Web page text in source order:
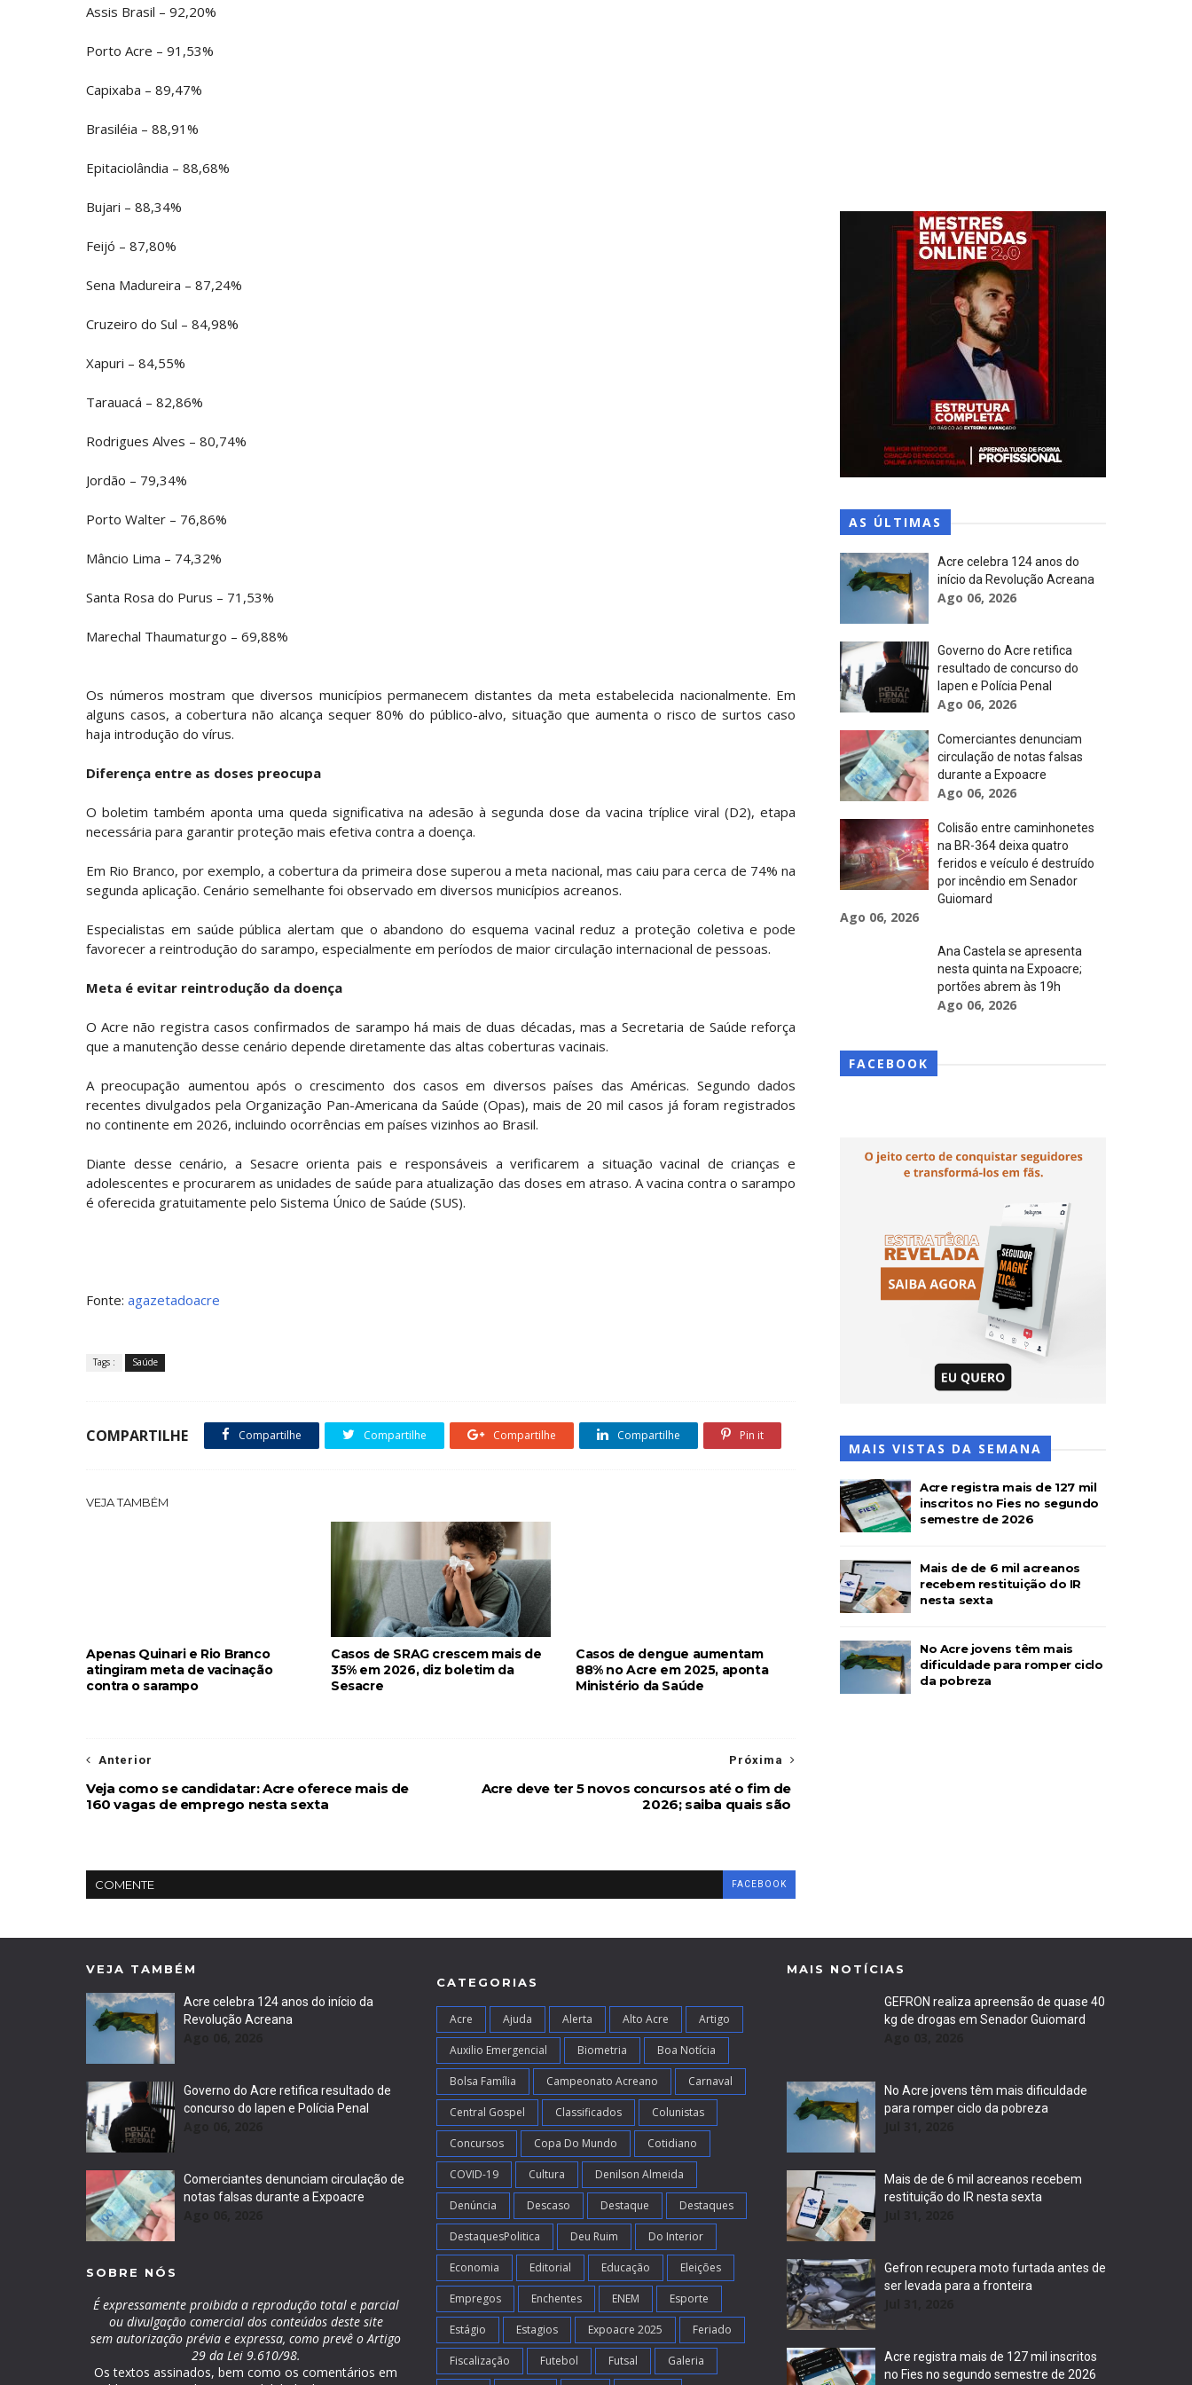
Assis Brasil – 92,20%
Porto Acre – 91,53%
Capixaba – 89,47%
Brasiléia – 88,91%
Epitaciolândia – 88,68%
Bujari – 88,34%
Feijó – 87,80%
Sena Madureira – 87,24%
Cruzeiro do Sul – 84,98%
Xapuri – 84,55%
Tarauacá – 82,86%
Rodrigues Alves – 80,74%
Jordão – 79,34%
Porto Walter – 76,86%
Mâncio Lima – 74,32%
Santa Rosa do Purus – 71,53%
Marechal Thaumaturgo – 69,88%
Os números mostram que diversos municípios permanecem distantes da meta estabelecida nacionalmente. Em
alguns casos, a cobertura não alcança sequer 80% do público-alvo, situação que aumenta o risco de surtos caso
haja introdução do vírus.
Diferença entre as doses preocupa
O boletim também aponta uma queda significativa na adesão à segunda dose da vacina tríplice viral (D2), etapa
necessária para garantir proteção mais efetiva contra a doença.
Em Rio Branco, por exemplo, a cobertura da primeira dose superou a meta nacional, mas caiu para cerca de 74% na
segunda aplicação. Cenário semelhante foi observado em diversos municípios acreanos.
Especialistas em saúde pública alertam que o abandono do esquema vacinal reduz a proteção coletiva e pode
favorecer a reintrodução do sarampo, especialmente em períodos de maior circulação internacional de pessoas.
Meta é evitar reintrodução da doença
O Acre não registra casos confirmados de sarampo há mais de duas décadas, mas a Secretaria de Saúde reforça
que a manutenção desse cenário depende diretamente das altas coberturas vacinais.
A preocupação aumentou após o crescimento dos casos em diversos países das Américas. Segundo dados
recentes divulgados pela Organização Pan-Americana da Saúde (Opas), mais de 20 mil casos já foram registrados
no continente em 2026, incluindo ocorrências em países vizinhos ao Brasil.
Diante desse cenário, a Sesacre orienta pais e responsáveis a verificarem a situação vacinal de crianças e
adolescentes e procurarem as unidades de saúde para atualização das doses em atraso. A vacina contra o sarampo
é oferecida gratuitamente pelo Sistema Único de Saúde (SUS).
Fonte: agazetadoacre
Tags : Saúde
COMPARTILHE Compartilhe Compartilhe Compartilhe Compartilhe Pin it
VEJA TAMBÉM
Apenas Quinari e Rio Branco
atingiram meta de vacinação
contra o sarampo
Casos de SRAG crescem mais de
35% em 2026, diz boletim da
Sesacre
Casos de dengue aumentam
88% no Acre em 2025, aponta
Ministério da Saúde
Próxima
Acre deve ter 5 novos concursos até o fim de
2026; saiba quais são
Anterior
Veja como se candidatar: Acre oferece mais de
160 vagas de emprego nesta sexta
COMENTE FACEBOOK
AS ÚLTIMAS
Acre celebra 124 anos do
início da Revolução Acreana
Ago 06, 2026
Governo do Acre retifica
resultado de concurso do
Iapen e Polícia Penal
Ago 06, 2026
Comerciantes denunciam
circulação de notas falsas
durante a Expoacre
Ago 06, 2026
Colisão entre caminhonetes
na BR-364 deixa quatro
feridos e veículo é destruído
por incêndio em Senador
Guiomard
Ago 06, 2026
Ana Castela se apresenta
nesta quinta na Expoacre;
portões abrem às 19h
Ago 06, 2026
FACEBOOK
MAIS VISTAS DA SEMANA
Acre registra mais de 127 mil
inscritos no Fies no segundo
semestre de 2026
Mais de de 6 mil acreanos
recebem restituição do IR
nesta sexta
No Acre jovens têm mais
dificuldade para romper ciclo
da pobreza
VEJA TAMBÉM
Acre celebra 124 anos do início da
Revolução Acreana
Governo do Acre retifica resultado de
concurso do Iapen e Polícia Penal
Comerciantes denunciam circulação de
notas falsas durante a Expoacre
SOBRE NÓS
É expressamente proibida a reprodução total e parcial
ou divulgação comercial dos conteúdos deste site
sem autorização prévia e expressa, como prevê o Artigo
29 da Lei 9.610/98.
Os textos assinados, bem como os comentários em
CATEGORIAS
Acre Ajuda Alerta Alto Acre Artigo
Auxilio Emergencial Biometria Boa Notícia
Bolsa Família Campeonato Acreano Carnaval
Central Gospel Classificados Colunistas
Concursos Copa Do Mundo Cotidiano
COVID-19 Cultura Denilson Almeida
Denúncia Descaso Destaque Destaques
DestaquesPolitica Deu Ruim Do Interior
Economia Editorial Educação Eleições
Empregos Enchentes ENEM Esporte
Estágio Estagios Expoacre 2025 Feriado
Fiscalização Futebol Futsal Galeria
MAIS NOTÍCIAS
GEFRON realiza apreensão de quase 40
kg de drogas em Senador Guiomard
No Acre jovens têm mais dificuldade
para romper ciclo da pobreza
Mais de de 6 mil acreanos recebem
restituição do IR nesta sexta
Gefron recupera moto furtada antes de
ser levada para a fronteira
Acre registra mais de 127 mil inscritos
no Fies no segundo semestre de 2026